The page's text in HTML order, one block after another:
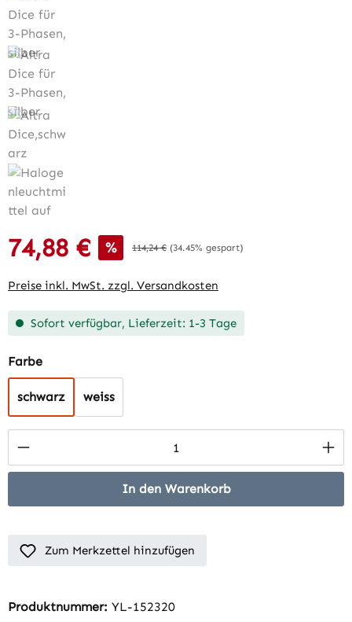
Verkaufspreis:
74,88 € % Regulärer Preis:
114,24 € (34.45% gespart)
Preise inkl. MwSt. zzgl. Versandkosten
Sofort verfügbar, Lieferzeit: 1-3 Tage
Farbeauswählen
schwarz weiss
Produkt Anzahl: Gib den gewünschten
In den Warenkorb
Zum Merkzettel hinzufügen
Produktnummer: YL-152320